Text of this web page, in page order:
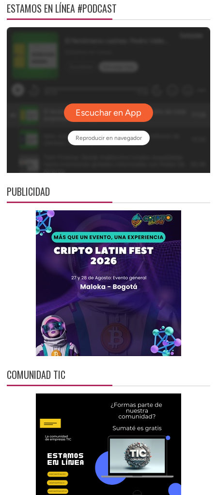
ESTAMOS EN LÍNEA #PODCAST
PUBLICIDAD
COMUNIDAD TIC